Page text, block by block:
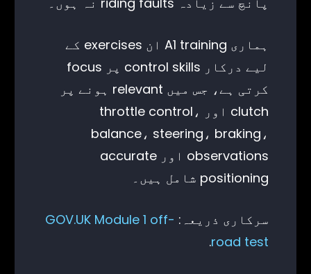
ہماری A1 training ان exercises کے
لیے درکار control skills پر focus
کرتی ہے، جس میں relevant ہونے پر
clutch اور throttle control،
balance، steering، braking،
observations اور accurate
positioning شامل ہیں۔
سرکاری ذریعہ: GOV.UK Module 1 off-
road test
.